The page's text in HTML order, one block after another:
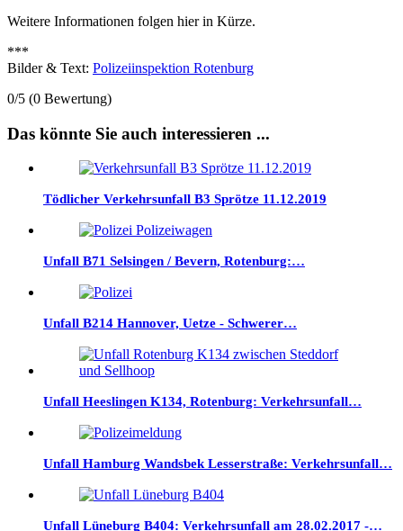
Weitere Informationen folgen hier in Kürze.
***
Bilder & Text: Polizeiinspektion Rotenburg
0/5 (0 Bewertung)
Das könnte Sie auch interessieren ...
Tödlicher Verkehrsunfall B3 Sprötze 11.12.2019
Unfall B71 Selsingen / Bevern, Rotenburg:…
Unfall B214 Hannover, Uetze - Schwerer…
Unfall Heeslingen K134, Rotenburg: Verkehrsunfall…
Unfall Hamburg Wandsbek Lesserstraße: Verkehrsunfall…
Unfall Lüneburg B404: Verkehrsunfall am 28.02.2017 -…